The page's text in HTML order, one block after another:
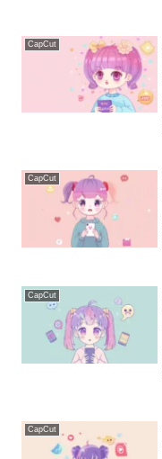
CapCut
CapCut
CapCut
CapCut